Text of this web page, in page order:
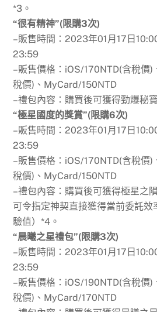
*3。
“很有精神”(限購3次)
–販售時間：2023年01月17日
23:59
–販售價格：iOS/170NTD(含稅價
稅價)、MyCard/150NTD
–禮包內容：購買後可獲得勁爆秘
“極星國度的獎賞”(限購6次)
–販售時間：2023年01月17日
23:59
–販售價格：iOS/170NTD(含稅價
稅價)、MyCard/150NTD
–禮包內容：購買後可獲得極星之
可令指定神契直接獲得當前委託
驗值）*4。
“晨曦之星禮包”(限購3次)
–販售時間：2023年01月17日
23:59
–販售價格：iOS/190NTD(含稅價
稅價)、MyCard/170NTD